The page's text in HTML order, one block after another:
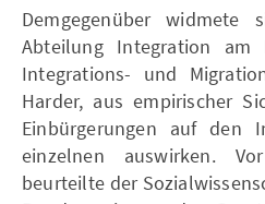
Demgegenüber widmete
Abteilung Integration
Integrations- und
Harder, aus empirischer
Einbürgerungen auf den
einzelnen auswirken.
beurteilte der